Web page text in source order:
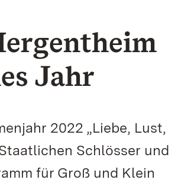
Jahr
2022 „Liebe, Lust,
Schlösser und
für Groß und Klein